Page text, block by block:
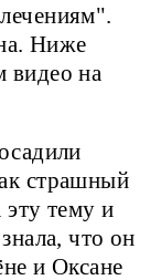
Ниже
видео на
страшный
тему и
что он
и Оксане